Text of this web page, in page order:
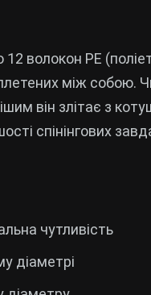
волокон PE
між собою.
він злітає з
спінінгових
чутливість
діаметрі